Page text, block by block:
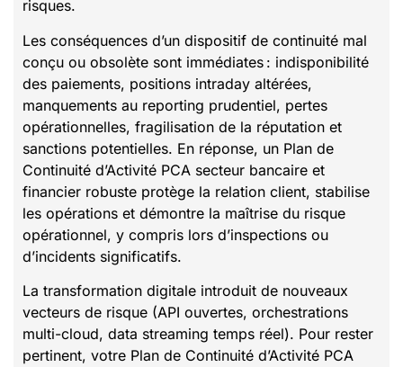
risques.
Les conséquences d’un dispositif de continuité mal
conçu ou obsolète sont immédiates : indisponibilité
des paiements, positions intraday altérées,
manquements au reporting prudentiel, pertes
opérationnelles, fragilisation de la réputation et
sanctions potentielles. En réponse, un Plan de
Continuité d’Activité PCA secteur bancaire et
financier robuste protège la relation client, stabilise
les opérations et démontre la maîtrise du risque
opérationnel, y compris lors d’inspections ou
d’incidents significatifs.
La transformation digitale introduit de nouveaux
vecteurs de risque (API ouvertes, orchestrations
multi-cloud, data streaming temps réel). Pour rester
pertinent, votre Plan de Continuité d’Activité PCA